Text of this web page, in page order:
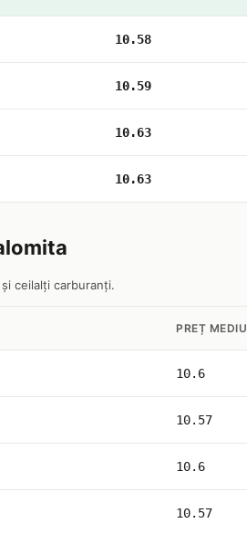
10.58
10.59
10.63
10.63
ceilalți carburanți.
PREȚ MEDIU
10.6
10.57
10.6
10.57